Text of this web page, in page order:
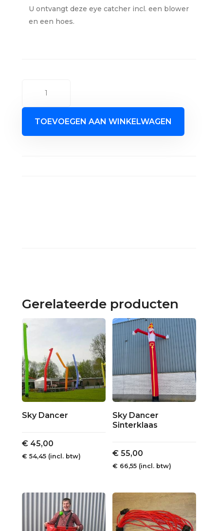
U ontvangt deze eye catcher incl. een blower
en een hoes.
Dancer
Voetbal
aantal
TOEVOEGEN AAN WINKELWAGEN
Gerelateerde producten
Sky Dancer
€45,00
€ 54,45(incl. btw)
Sky Dancer
Sinterklaas
€ 55,00
€ 66,55 (incl. btw)